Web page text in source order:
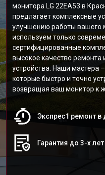
монитора LG 22EA53 в
предлагает комплексные
улучшению работы
используем только
сертифицированные
высокое качество ремонта
устройства. Наши мастера
которые быстро и точно
возвращая ваш монитор к
Экспрес1 ремонт в
Гарантия до 3-х лет